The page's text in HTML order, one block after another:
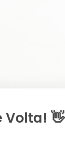
Volta! 👋